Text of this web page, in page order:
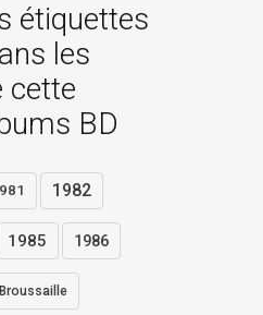
étiquettes
les
cette
BD
1982
1985 1986
Broussaille